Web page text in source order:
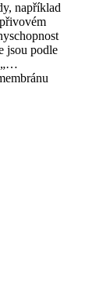
například
jsou podle
„…